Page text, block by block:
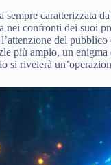
caratterizzata
nei confronti dei
del
più ampio, un
si rivelerà